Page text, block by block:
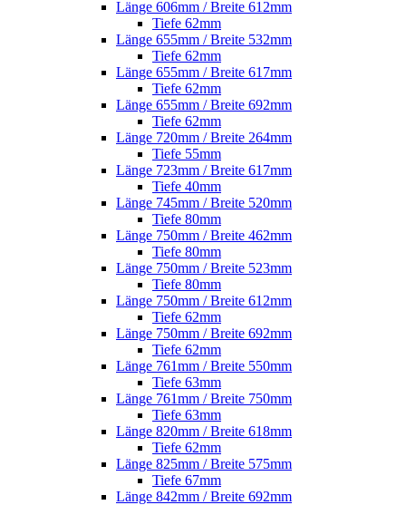
Länge 606mm / Breite 612mm
Tiefe 62mm
Länge 655mm / Breite 532mm
Tiefe 62mm
Länge 655mm / Breite 617mm
Tiefe 62mm
Länge 655mm / Breite 692mm
Tiefe 62mm
Länge 720mm / Breite 264mm
Tiefe 55mm
Länge 723mm / Breite 617mm
Tiefe 40mm
Länge 745mm / Breite 520mm
Tiefe 80mm
Länge 750mm / Breite 462mm
Tiefe 80mm
Länge 750mm / Breite 523mm
Tiefe 80mm
Länge 750mm / Breite 612mm
Tiefe 62mm
Länge 750mm / Breite 692mm
Tiefe 62mm
Länge 761mm / Breite 550mm
Tiefe 63mm
Länge 761mm / Breite 750mm
Tiefe 63mm
Länge 820mm / Breite 618mm
Tiefe 62mm
Länge 825mm / Breite 575mm
Tiefe 67mm
Länge 842mm / Breite 692mm